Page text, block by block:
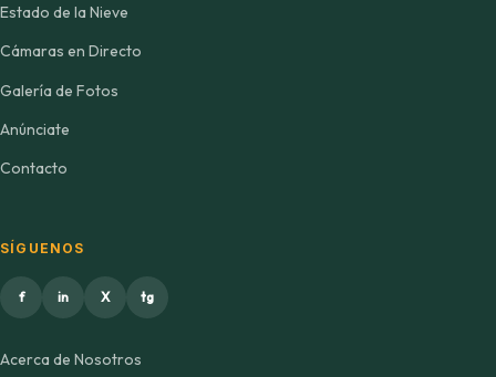
Estado de la Nieve
Cámaras en Directo
Galería de Fotos
Anúnciate
Contacto
SÍGUENOS
f in X tg
Acerca de Nosotros